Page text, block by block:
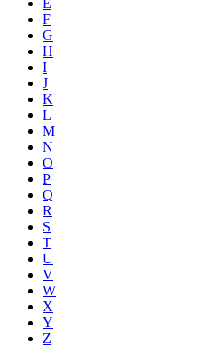
E
F
G
H
I
J
K
L
M
N
O
P
Q
R
S
T
U
V
W
X
Y
Z